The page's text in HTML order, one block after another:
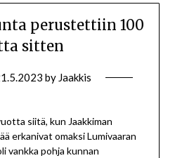
perustettiin 100
sitten
by Jaakkis
siitä, kun Jaakkiman
erkanivat omaksi Lumivaaran
vankka pohja kunnan